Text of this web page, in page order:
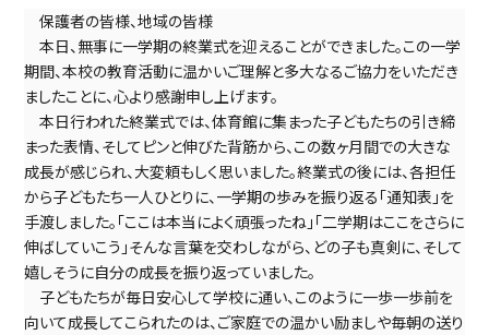
保護者の皆様、地域の皆様
本日、無事に一学期の終業式を迎えることができました。この一学
期間、本校の教育活動に温かいご理解と多大なるご協力をいただき
ましたことに、心より感謝申し上げます。
本日行われた終業式では、体育館に集まった子どもたちの引き締
まった表情、そしてピンと伸びた背筋から、この数ヶ月間での大きな
成長が感じられ、大変頼もしく思いました。終業式の後には、各担任
から子どもたち一人ひとりに、一学期の歩みを振り返る「通知表」を
手渡しました。「ここは本当によく頑張ったね」「二学期はここをさらに
伸ばしていこう」そんな言葉を交わしながら、どの子も真剣に、そして
嬉しそうに自分の成長を振り返っていました。
子どもたちが毎日安心して学校に通い、このように一歩一歩前を
向いて成長してこられたのは、ご家庭での温かい励ましや毎朝の送り